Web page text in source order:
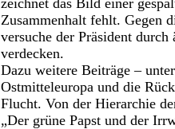
zeichnet das Bild einer
Zusammenhalt fehlt. Gegen
versuche der Präsident
verdecken.
Dazu weitere Beiträge –
Ostmitteleuropa und die
Flucht. Von der Hierarchie
„Der grüne Papst und der